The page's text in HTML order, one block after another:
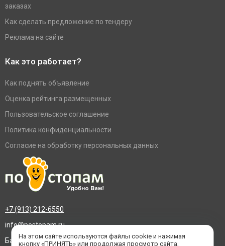
заказах
Как сделать предложение по тендеру
Реклама на сайте
Как это работает?
Как поднять объявление
Оценка рейтинга размещенных
Пользовательское соглашение
Политика конфиденциальности
Согласие на обработку персональных данных
+7 (913) 212-6550
info@postopam.ru
Барнаул, пр. Социалистический 109, оф.455
На этом сайте используются файлы cookie и нажимая
кнопку «ПРИНЯТЬ» или продолжая просмотр сайта,